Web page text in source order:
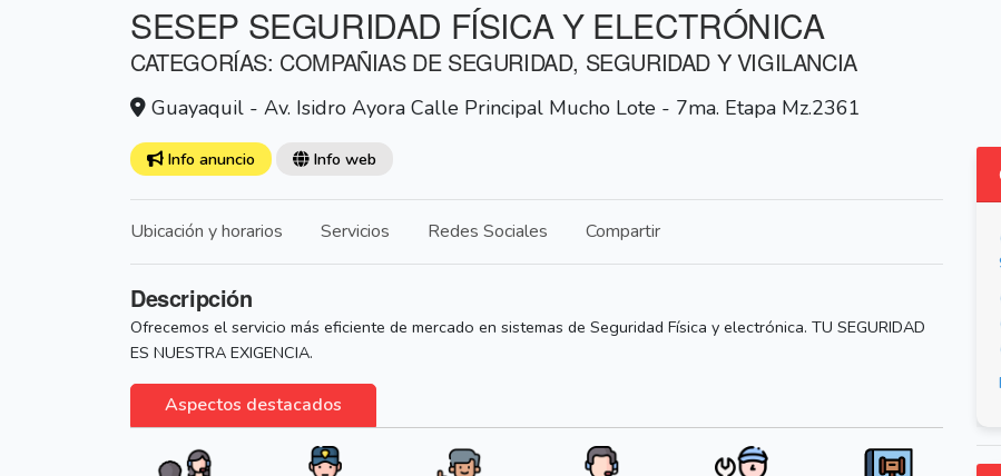
SESEP SEGURIDAD FÍSICA Y ELECTRÓNICA
CATEGORÍAS: COMPAÑIAS DE SEGURIDAD, SEGURIDAD Y VIGILANCIA
Guayaquil - Av. Isidro Ayora Calle Principal Mucho Lote - 7ma. Etapa Mz.2361
Info anuncio Info web
Ubicación y horarios Servicios Redes Sociales Compartir
Descripción
Ofrecemos el servicio más eficiente de mercado en sistemas de Seguridad Física y electrónica. TU SEGURIDAD
ES NUESTRA EXIGENCIA.
Aspectos destacados